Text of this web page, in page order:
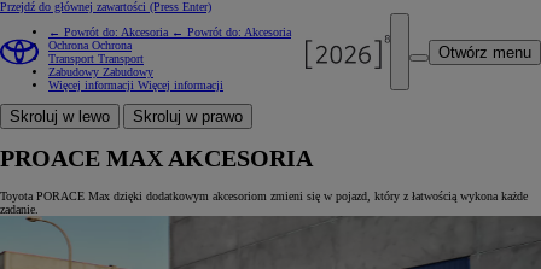
Przejdź do głównej zawartości (Press Enter)
Otwórz menu
← Powrót do: Akcesoria ← Powrót do: Akcesoria
Ochrona Ochrona
Transport Transport
Zabudowy Zabudowy
Więcej informacji Więcej informacji
Skroluj w lewo Skroluj w prawo
PROACE MAX AKCESORIA
Toyota PORACE Max dzięki dodatkowym akcesoriom zmieni się w pojazd, który z łatwością wykona każde
zadanie.